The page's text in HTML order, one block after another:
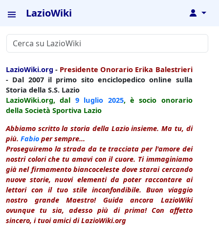
LazioWiki ↓
LazioWiki.org - Presidente Onorario Erika Balestrieri
- Dal 2007 il primo sito enciclopedico online sulla
Storia della S.S. Lazio
LazioWiki.org, dal 9 luglio 2025, è socio onorario
della Società Sportiva Lazio
Abbiamo scritto la storia della Lazio insieme. Ma tu, di
più. Fabio per sempre...
Proseguiremo la strada da te tracciata per l'amore dei
nostri colori che tu amavi con il cuore. Ti immaginiamo
già nel firmamento biancoceleste dove starai cercando
nuove storie, nuovi elementi da poter raccontare ai
lettori con il tuo stile inconfondibile. Buon viaggio
nostro grande Maestro! Guida ancora LazioWiki
ovunque tu sia, adesso più di prima! Con affetto
sincero, i tuoi amici di LazioWiki.org